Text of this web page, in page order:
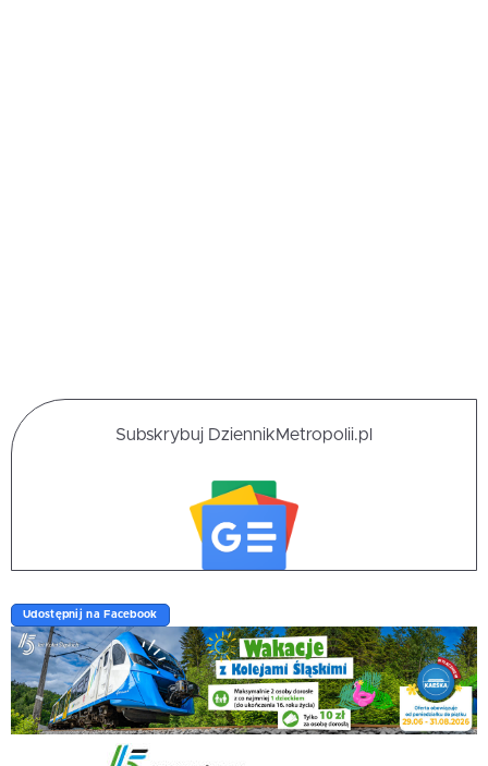
Subskrybuj DziennikMetropolii.pl
Udostępnij na Facebook